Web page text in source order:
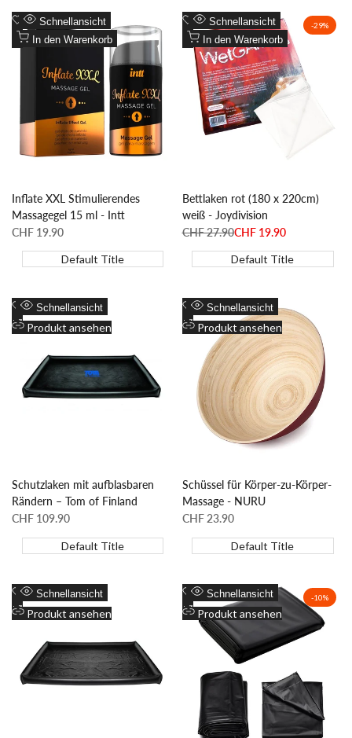
Zur
Wunschliste
Zum
hinzufügen
Schnellansicht
In den Warenkorb
Inflate XXL Stimulierendes
Massagegel 15 ml - Intt
Sonderpreis
CHF 19.90
Default Title
-29%
Zur
Wunschliste
hinzufügen
Zum
Vergleich
hinzufügen
Schnellansicht
In den Warenkorb
Bettlaken rot (180 x 220cm)
weiß - Joydivision
Regulärer
CHF 27.90Sonderpreis
CHF 19.90
Default Title
Zur
Wunschliste
Zum
hinzufügen
Schnellansicht
Produkt ansehen
Schutzlaken mit aufblasbaren
Rändern – Tom of Finland
Sonderpreis
CHF 109.90
Default Title
Zur
Wunschliste
hinzufügen
Zum
Vergleich
hinzufügen
Schnellansicht
Produkt ansehen
Schüssel für Körper-zu-Körper-
Massage - NURU
Sonderpreis
CHF 23.90
Default Title
Zur
Wunschliste
Zum
hinzufügen
Schnellansicht
Produkt ansehen
-10%
Zur
Wunschliste
hinzufügen
Zum
Vergleich
hinzufügen
Schnellansicht
Produkt ansehen